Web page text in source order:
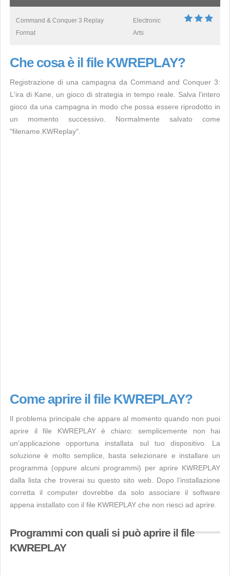
Command & Conquer 3 Replay
Format
Electronic
Arts
Che cosa è il file KWREPLAY?
Registrazione di una campagna da Command and Conquer 3:
L'ira di Kane, un gioco di strategia in tempo reale. Salva l'intero
gioco da una campagna in modo che possa essere riprodotto in
un momento successivo. Normalmente salvato come
"filename.KWReplay".
Come aprire il file KWREPLAY?
Il problema principale che appare al momento quando non puoi
aprire il file KWREPLAY è chiaro: semplicemente non hai
un’applicazione opportuna installata sul tuo dispositivo. La
soluzione è molto semplice, basta selezionare e installare un
programma (oppure alcuni programmi) per aprire KWREPLAY
dalla lista che troverai su questo sito web. Dopo l’installazione
corretta il computer dovrebbe da solo associare il software
appena installato con il file KWREPLAY che non riesci ad aprire.
Programmi con quali si può aprire il file
KWREPLAY